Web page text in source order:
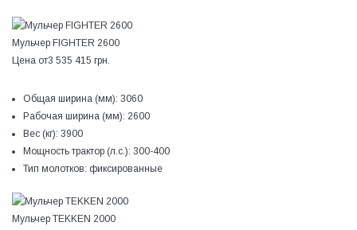
Мульчер FIGHTER 2600
Цена от3 535 415 грн.
Общая ширина (мм): 3060
Рабочая ширина (мм): 2600
Вес (кг): 3900
Мощность трактор (л.с.): 300-400
Тип молотков: фиксированные
Мульчер TEKKEN 2000